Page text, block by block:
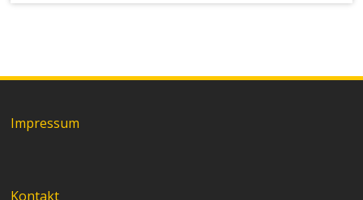
Impressum
Kontakt